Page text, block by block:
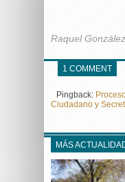
Raquel
1 COMMENT
Pingback:
Ciudadano y
MÁS